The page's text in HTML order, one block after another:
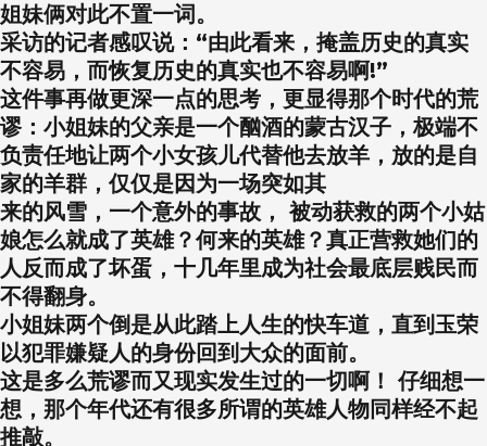
姐妹俩对此不置一词。
采访的记者感叹说：“由此看来，掩盖历史的真实
不容易，而恢复历史的真实也不容易啊!”
这件事再做更深一点的思考，更显得那个时代的荒
谬：小姐妹的父亲是一个酗酒的蒙古汉子，极端不
负责任地让两个小女孩儿代替他去放羊，放的是自
家的羊群，仅仅是因为一场突如其
来的风雪，一个意外的事故， 被动获救的两个小姑
娘怎么就成了英雄？何来的英雄？真正营救她们的
人反而成了坏蛋，十几年里成为社会最底层贱民而
不得翻身。
小姐妹两个倒是从此踏上人生的快车道，直到玉荣
以犯罪嫌疑人的身份回到大众的面前。
这是多么荒谬而又现实发生过的一切啊！ 仔细想一
想，那个年代还有很多所谓的英雄人物同样经不起
推敲。